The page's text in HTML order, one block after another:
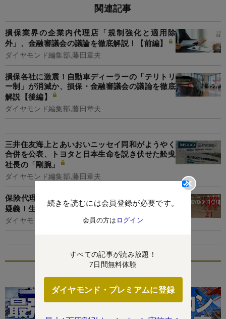
続きを読むには会員登録が必要です。
会員の方は ログイン
すべての記事が読み放題！
7日間無料体験
ダイヤモンド・プレミアムに登録
関連記事
損保業界の企業内代理店「規制強化と適用除
外」、金融審議会の議論を徹底解説！【前編】
ダイヤモンド編集部,藤田章夫
損保各社に激震！自動車ディーラーの「テリトリ
ー制」が消滅か、損保・金融審議会の議論を徹底
解説【後編】
ダイヤモンド編集部,藤田章夫
三井住友海上とあいおいニッセイ同和がようやく
合併を公表、トヨタと日本生命を説き伏せた舩曵
社長の「剛腕」
ダイヤモンド編集部,藤田章夫
保険代理店FPパートナーの「比較推奨販売」に
疑義！生命保険会社も金融庁検査の矛先に？
ダイヤモンド編集部,藤田章夫
特集